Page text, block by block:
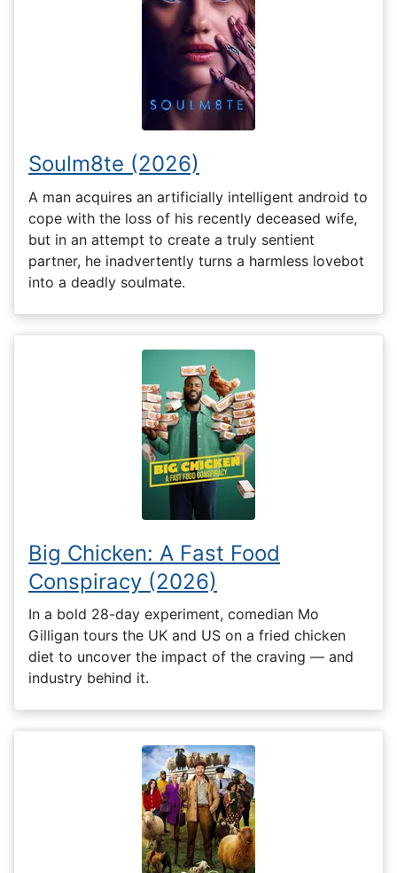
Soulm8te (2026)
A man acquires an artificially intelligent android to
cope with the loss of his recently deceased wife,
but in an attempt to create a truly sentient
partner, he inadvertently turns a harmless lovebot
into a deadly soulmate.
Big Chicken: A Fast Food
Conspiracy (2026)
In a bold 28-day experiment, comedian Mo
Gilligan tours the UK and US on a fried chicken
diet to uncover the impact of the craving — and
industry behind it.